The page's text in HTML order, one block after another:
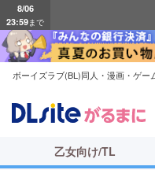
23:59まで
ボーイズラブ(BL)同人・漫画・ゲー
乙女向け/TL